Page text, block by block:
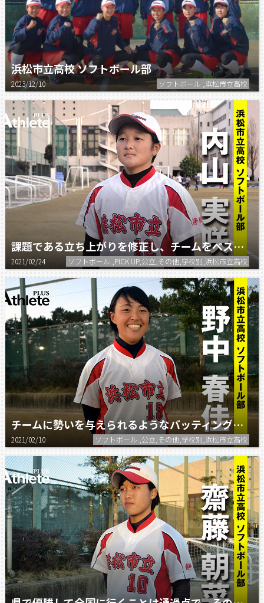
浜松市立高校 ソフトボール部
2023/12/10 ソフトボール ,浜松市立高校
課題である立ち上がりを修正し、チームをベスト8に導きたい。
2021/02/24 ソフトボール ,PICK UP,公立,その他,学校別,浜松市立高校
チームに勢いを与えられるようなバッティングをしたい。
2021/02/10 ソフトボール ,公立,その他,学校別,浜松市立高校